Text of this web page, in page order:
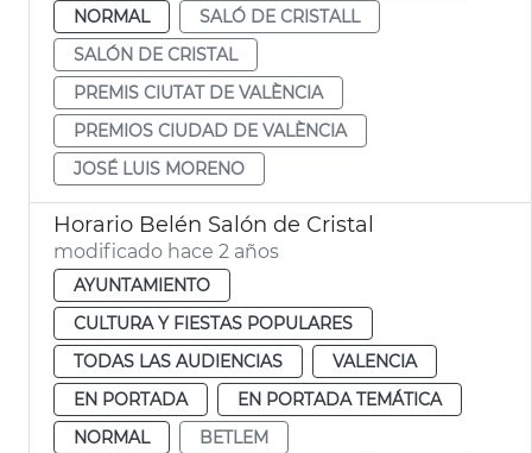
NORMAL
SALÓ DE CRISTALL
SALÓN DE CRISTAL
PREMIS CIUTAT DE VALÈNCIA
PREMIOS CIUDAD DE VALÈNCIA
JOSÉ LUIS MORENO
Horario Belén Salón de Cristal
modificado hace 2 años
AYUNTAMIENTO
CULTURA Y FIESTAS POPULARES
TODAS LAS AUDIENCIAS
VALENCIA
EN PORTADA
EN PORTADA TEMÁTICA
NORMAL
BETLEM